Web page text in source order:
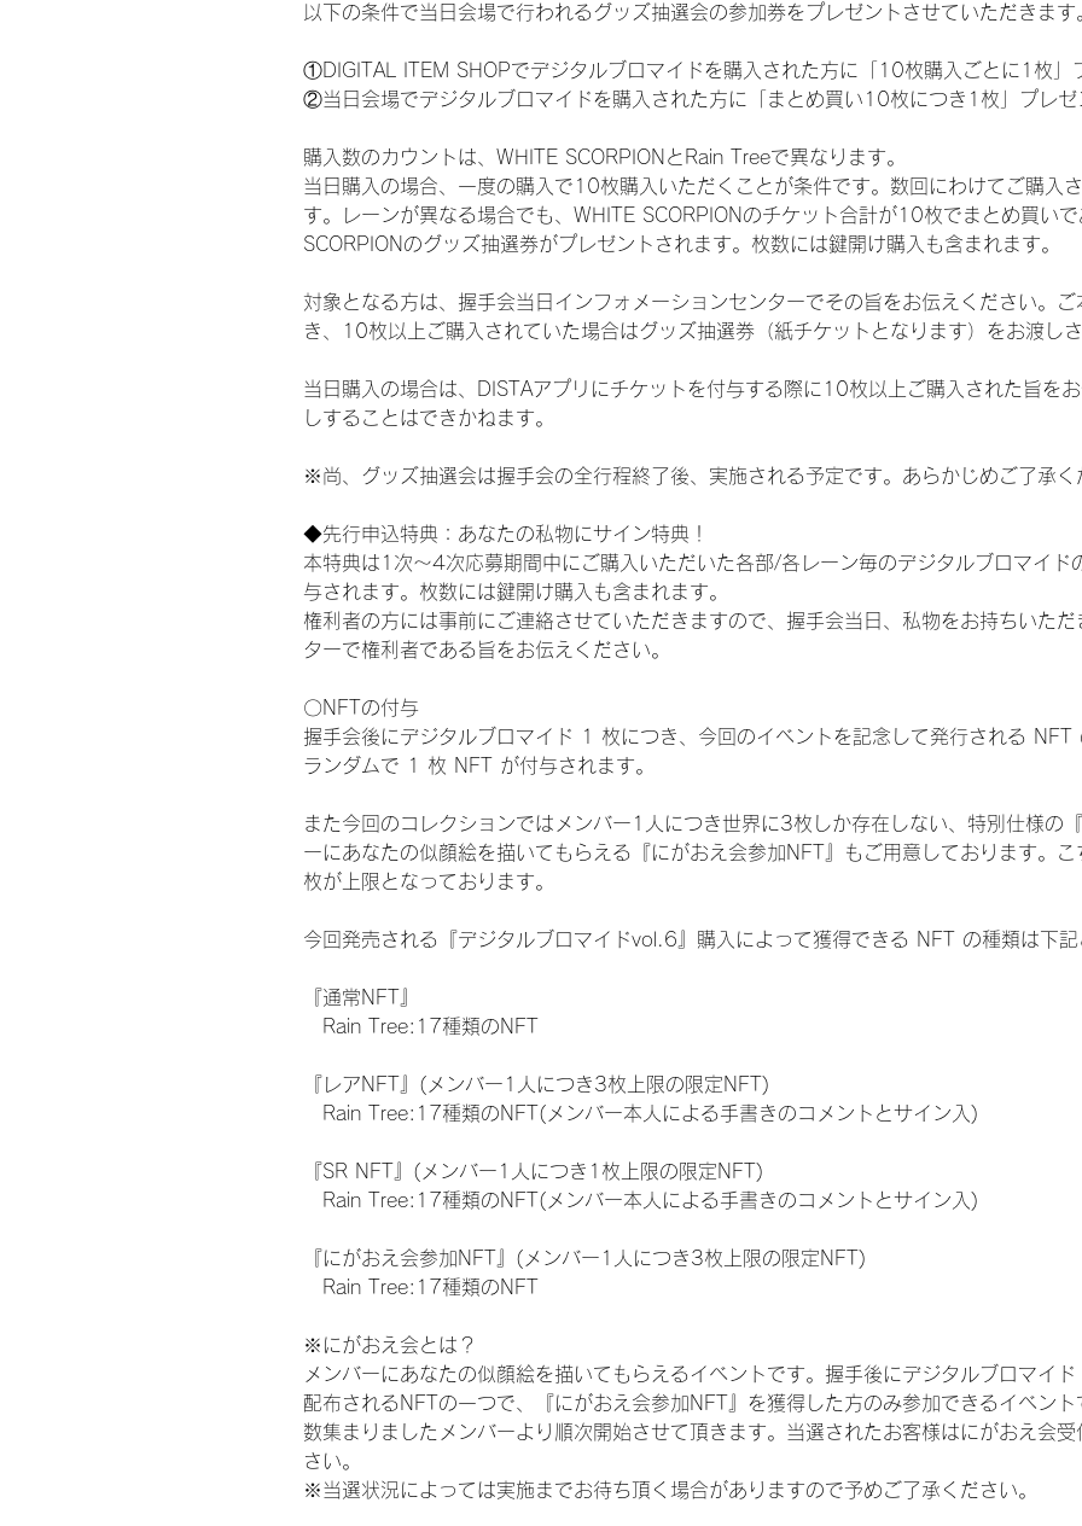
以下の条件で当日会場で行われるグッズ抽選会の参加券をプレゼントさせていただきます
①DIGITAL ITEM SHOPでデジタルブロマイドを購入された方に「10枚購入ごとに1枚」
②当日会場でデジタルブロマイドを購入された方に「まとめ買い10枚につき1枚」プレゼ
購入数のカウントは、WHITE SCORPIONとRain Treeで異なります。
当日購入の場合、一度の購入で10枚購入いただくことが条件です。数回にわけてご購入
す。レーンが異なる場合でも、WHITE SCORPIONのチケット合計が10枚でまとめ買い
SCORPIONのグッズ抽選券がプレゼントされます。枚数には鍵開け購入も含まれます。
対象となる方は、握手会当日インフォメーションセンターでその旨をお伝えください。
き、10枚以上ご購入されていた場合はグッズ抽選券（紙チケットとなります）をお渡しさ
当日購入の場合は、DISTAアプリにチケットを付与する際に10枚以上ご購入された旨を
しすることはできかねます。
※尚、グッズ抽選会は握手会の全行程終了後、実施される予定です。あらかじめご了承く
◆先行申込特典：あなたの私物にサイン特典！
本特典は1次〜4次応募期間中にご購入いただいた各部/各レーン毎のデジタルブロマイド
与されます。枚数には鍵開け購入も含まれます。
権利者の方には事前にご連絡させていただきますので、握手会当日、私物をお持ちいた
ターで権利者である旨をお伝えください。
〇NFTの付与
握手会後にデジタルブロマイド 1 枚につき、今回のイベントを記念して発行される NFT
ランダムで 1 枚 NFT が付与されます。
また今回のコレクションではメンバー1人につき世界に3枚しか存在しない、特別仕様の
ーにあなたの似顔絵を描いてもらえる『にがおえ会参加NFT』もご用意しております。
枚が上限となっております。
今回発売される『デジタルブロマイドvol.6』購入によって獲得できる NFT の種類は下記
『通常NFT』
Rain Tree:17種類のNFT
『レアNFT』(メンバー1人につき3枚上限の限定NFT)
Rain Tree:17種類のNFT(メンバー本人による手書きのコメントとサイン入)
『SR NFT』(メンバー1人につき1枚上限の限定NFT)
Rain Tree:17種類のNFT(メンバー本人による手書きのコメントとサイン入)
『にがおえ会参加NFT』(メンバー1人につき3枚上限の限定NFT)
Rain Tree:17種類のNFT
※にがおえ会とは？
メンバーにあなたの似顔絵を描いてもらえるイベントです。握手後にデジタルブロマイ
配布されるNFTの一つで、『にがおえ会参加NFT』を獲得した方のみ参加できるイベン
数集まりましたメンバーより順次開始させて頂きます。当選されたお客様はにがおえ会
さい。
※当選状況によっては実施までお待ち頂く場合がありますので予めご了承ください。